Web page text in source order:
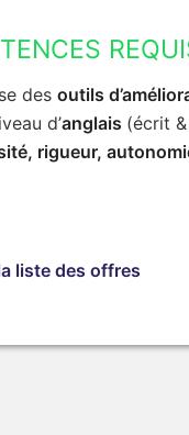
des outils
d’anglais (écrit
rigueur,
liste des offres